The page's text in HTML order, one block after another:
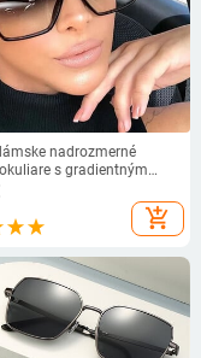
nadrozmerné
s gradientným
dizajnom, značkové
UV400 okuliarmi, dámske
add_shopping_cart